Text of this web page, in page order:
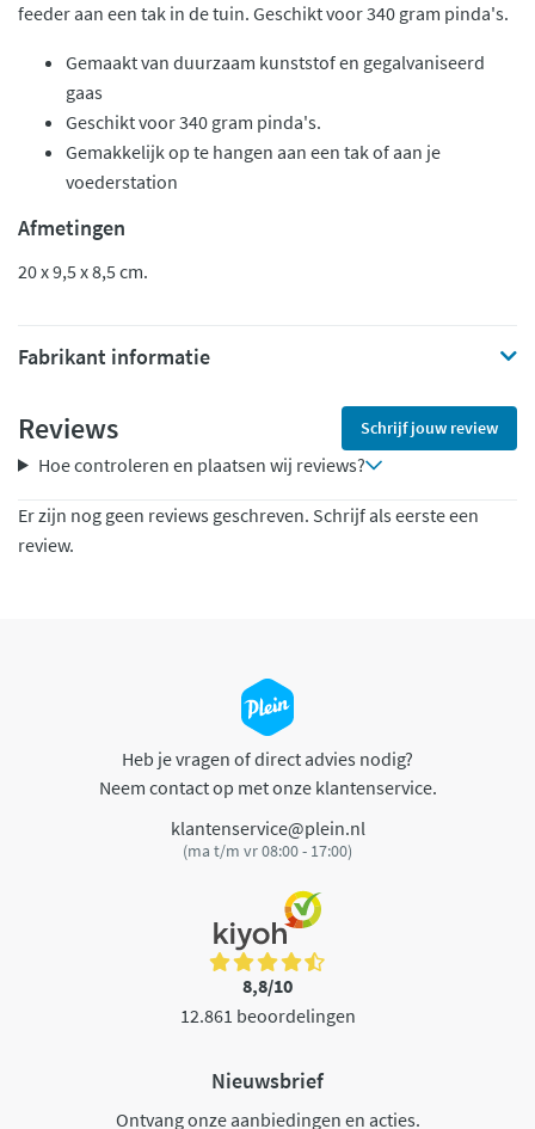
feeder aan een tak in de tuin. Geschikt voor 340 gram pinda's.
Gemaakt van duurzaam kunststof en gegalvaniseerd
gaas
Geschikt voor 340 gram pinda's.
Gemakkelijk op te hangen aan een tak of aan je
voederstation
Afmetingen
20 x 9,5 x 8,5 cm.
Fabrikant informatie
Reviews Schrijf jouw review
Hoe controleren en plaatsen wij reviews?
Er zijn nog geen reviews geschreven. Schrijf als eerste een
review.
Heb je vragen of direct advies nodig?
Neem contact op met onze klantenservice.
klantenservice@plein.nl
(ma t/m vr 08:00 - 17:00)
8,8/10
12.861 beoordelingen
Nieuwsbrief
Ontvang onze aanbiedingen en acties.